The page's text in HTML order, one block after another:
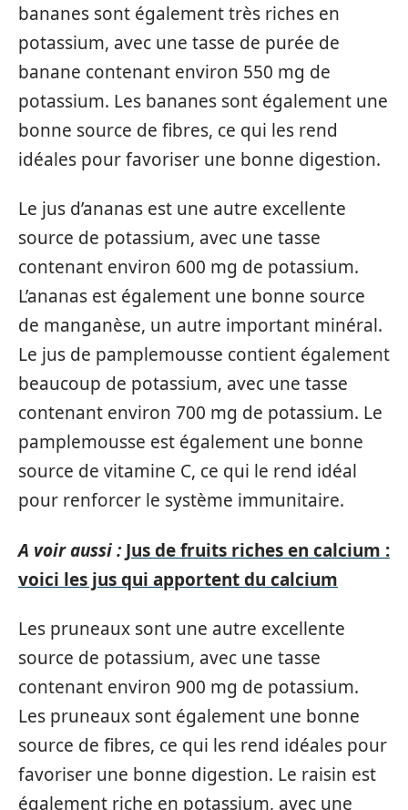
bananes sont également très riches en
potassium, avec une tasse de purée de
banane contenant environ 550 mg de
potassium. Les bananes sont également une
bonne source de fibres, ce qui les rend
idéales pour favoriser une bonne digestion.
Le jus d’ananas est une autre excellente
source de potassium, avec une tasse
contenant environ 600 mg de potassium.
L’ananas est également une bonne source
de manganèse, un autre important minéral.
Le jus de pamplemousse contient également
beaucoup de potassium, avec une tasse
contenant environ 700 mg de potassium. Le
pamplemousse est également une bonne
source de vitamine C, ce qui le rend idéal
pour renforcer le système immunitaire.
A voir aussi : Jus de fruits riches en calcium :
voici les jus qui apportent du calcium
Les pruneaux sont une autre excellente
source de potassium, avec une tasse
contenant environ 900 mg de potassium.
Les pruneaux sont également une bonne
source de fibres, ce qui les rend idéales pour
favoriser une bonne digestion. Le raisin est
également riche en potassium, avec une